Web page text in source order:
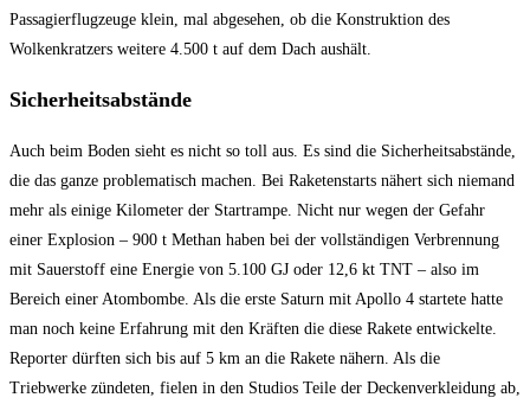
Passagierflugzeuge klein, mal abgesehen, ob die Konstruktion des
Wolkenkratzers weitere 4.500 t auf dem Dach aushält.
Sicherheitsabstände
Auch beim Boden sieht es nicht so toll aus. Es sind die Sicherheitsabstände,
die das ganze problematisch machen. Bei Raketenstarts nähert sich niemand
mehr als einige Kilometer der Startrampe. Nicht nur wegen der Gefahr
einer Explosion – 900 t Methan haben bei der vollständigen Verbrennung
mit Sauerstoff eine Energie von 5.100 GJ oder 12,6 kt TNT – also im
Bereich einer Atombombe. Als die erste Saturn mit Apollo 4 startete hatte
man noch keine Erfahrung mit den Kräften die diese Rakete entwickelte.
Reporter dürften sich bis auf 5 km an die Rakete nähern. Als die
Triebwerke zündeten, fielen in den Studios Teile der Deckenverkleidung ab,